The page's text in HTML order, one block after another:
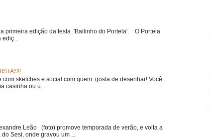
primeira edição da festa 'Bailinho do Portela'. O Portela
com sketches e social com quem gosta de desenhar! Você
casinha ou u...
Leão (foto) promove temporada de verão, e volta a
Sesi, onde gravou um ...